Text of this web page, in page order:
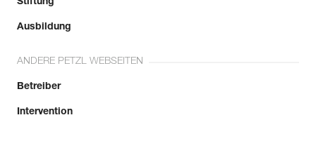
Stiftung
Ausbildung
ANDERE PETZL WEBSEITEN
Betreiber
Intervention